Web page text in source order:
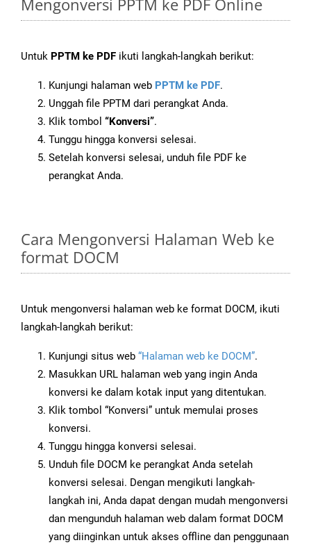
Mengonversi PPTM ke PDF Online
Untuk PPTM ke PDF ikuti langkah-langkah berikut:
Kunjungi halaman web PPTM ke PDF.
Unggah file PPTM dari perangkat Anda.
Klik tombol “Konversi”.
Tunggu hingga konversi selesai.
Setelah konversi selesai, unduh file PDF ke
perangkat Anda.
Cara Mengonversi Halaman Web ke
format DOCM
Untuk mengonversi halaman web ke format DOCM, ikuti
langkah-langkah berikut:
Kunjungi situs web “Halaman web ke DOCM”.
Masukkan URL halaman web yang ingin Anda
konversi ke dalam kotak input yang ditentukan.
Klik tombol “Konversi” untuk memulai proses
konversi.
Tunggu hingga konversi selesai.
Unduh file DOCM ke perangkat Anda setelah
konversi selesai. Dengan mengikuti langkah-
langkah ini, Anda dapat dengan mudah mengonversi
dan mengunduh halaman web dalam format DOCM
yang diinginkan untuk akses offline dan penggunaan